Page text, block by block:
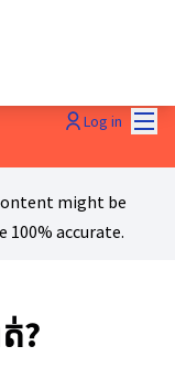
Log in
might be
accurate.
?